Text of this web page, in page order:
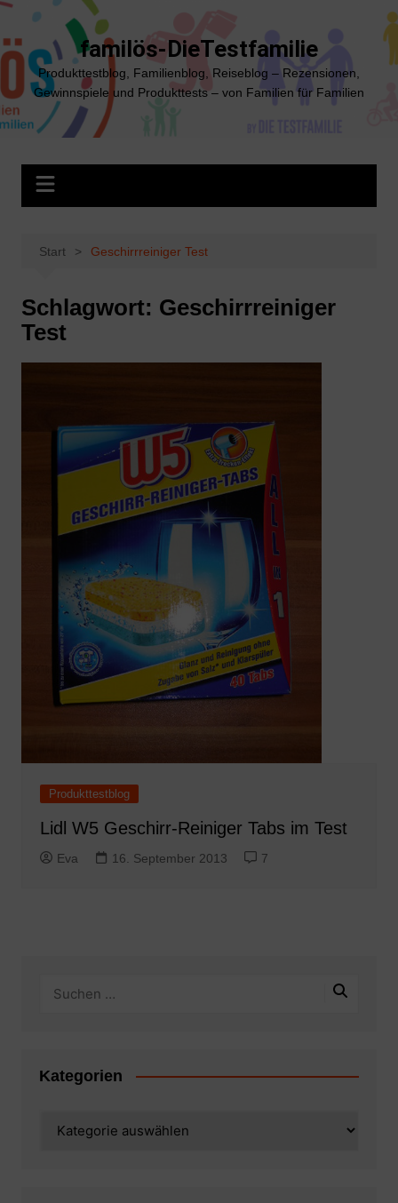
Zum
springen
familös-DieTestfamilie
Produkttestblog, Familienblog, Reiseblog – Rezensionen,
Gewinnspiele und Produkttests – von Familien für Familien
Start Geschirrreiniger Test
Schlagwort: Geschirrreiniger
Test
Produkttestblog
Lidl W5 Geschirr-Reiniger Tabs im Test
Eva 16. September 2013 7
Kategorien